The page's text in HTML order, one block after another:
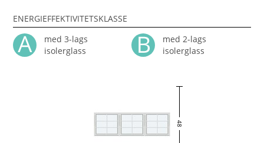
ENERGIEFFEKTIVITETSKLASSE
med 3-lags
isolerglass
med 2-lags
isolerglass
48